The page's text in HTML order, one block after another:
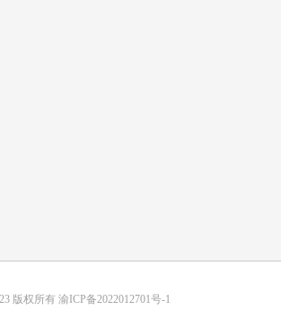
版权所有 渝ICP备2022012701号-1